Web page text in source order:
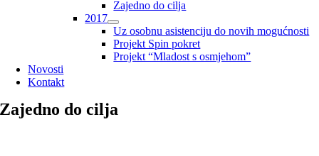
Zajedno do cilja
2017
Uz osobnu asistenciju do novih mogućnosti
Projekt Spin pokret
Projekt “Mladost s osmjehom”
Novosti
Kontakt
Zajedno do cilja